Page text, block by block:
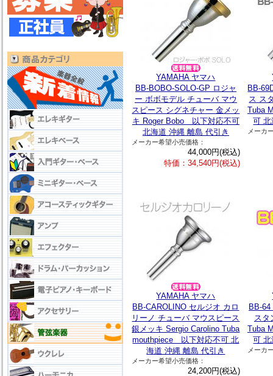
YAMAHA ヤマハ
BB-BOBO-SOLO-GP ロジャ
ー ボボモデル チューバ マウ
スピース シグネチャー 金メッ
キ Roger Bobo 以下対応不可
北海道 沖縄 離島 代引き
メーカー希望小売価格：
44,000円(税込)
特価：34,540円(税込)
BB-
ス ス
Tuba
可
メーカ
YAMAHA ヤマハ
BB-CAROLINO セルジオ カロ
リーノ チューバ マウスピース
銀メッキ Sergio Carolino Tuba
mouthpiece 以下対応不可 北
海道 沖縄 離島 代引き
メーカー希望小売価格：
24,200円(税込)
BB-
スタ
Tuba
可
メーカ